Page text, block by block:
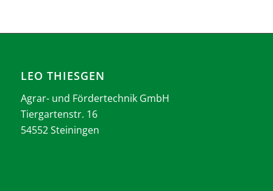
LEO THIESGEN
Agrar- und Fördertechnik GmbH
Tiergartenstr. 16
54552 Steiningen